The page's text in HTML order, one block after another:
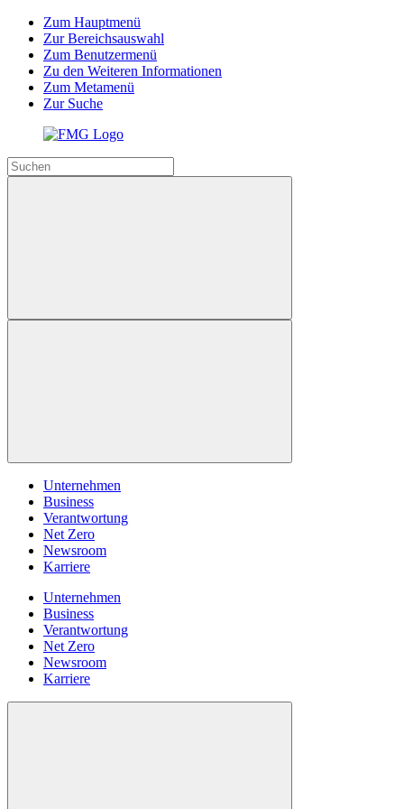
Zum Hauptmenü
Zur Bereichsauswahl
Zum Benutzermenü
Zu den Weiteren Informationen
Zum Metamenü
Zur Suche
Unternehmen
Business
Verantwortung
Net Zero
Newsroom
Karriere
Unternehmen
Business
Verantwortung
Net Zero
Newsroom
Karriere